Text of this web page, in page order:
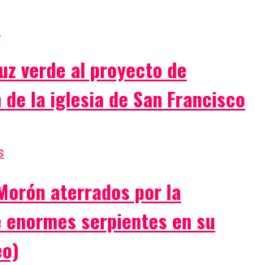
verde al proyecto de
la iglesia de San Francisco
aterrados por la
serpientes en su